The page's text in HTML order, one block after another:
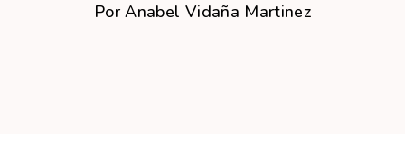
PorAnabel Vidaña Martinez